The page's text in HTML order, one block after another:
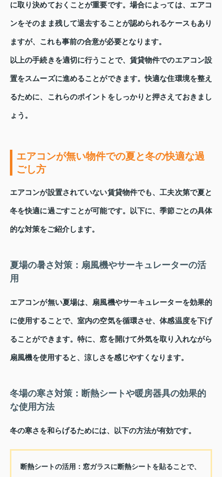
に取り決めておくことが重要です。場合によっては、エアコ
ンをそのまま残して退去することが認められるケースもあり
ますが、これも事前の合意が必要となります。
以上の手続きを適切に行うことで、賃貸物件でのエアコン設
置をスムーズに進めることができます。快適な住環境を整え
るために、これらのポイントをしっかりと押さえておきまし
ょう。
エアコンが無い物件での夏と冬の快適な過
ごし方
エアコンが設置されていない賃貸物件でも、工夫次第で夏と
冬を快適に過ごすことが可能です。以下に、季節ごとの具体
的な対策をご紹介します。
夏場の暑さ対策：扇風機やサーキュレーターの活
用
エアコンが無い夏場は、扇風機やサーキュレーターを効果的
に使用することで、室内の空気を循環させ、体感温度を下げ
ることができます。特に、窓を開けて外気を取り入れながら
扇風機を使用すると、涼しさを感じやすくなります。
冬場の寒さ対策：断熱シートや暖房器具の効果的
な使用方法
冬の寒さを和らげるためには、以下の方法が有効です。
断熱シートの活用： 窓ガラスに断熱シートを貼ることで、